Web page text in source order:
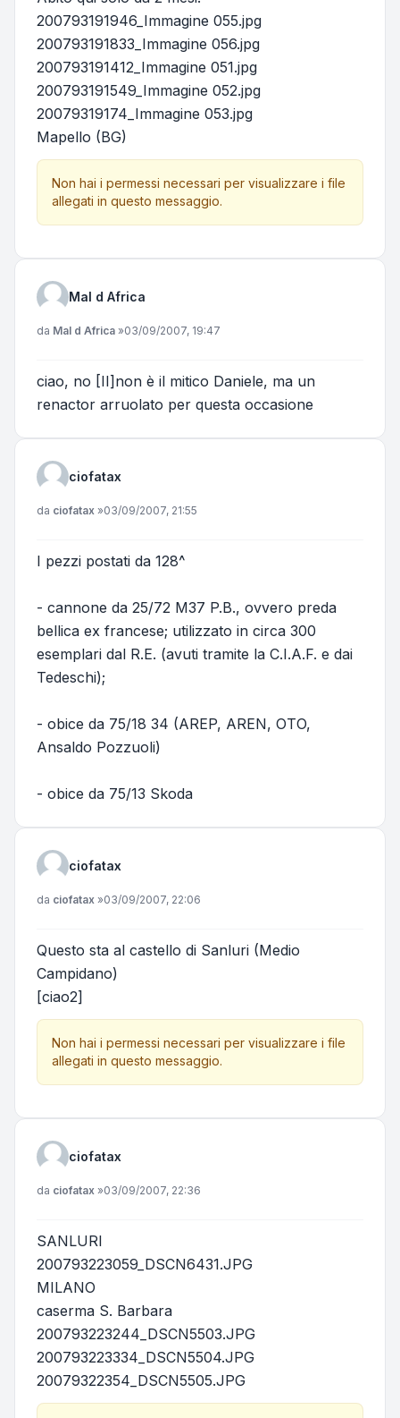
200793191946_Immagine 055.jpg
200793191833_Immagine 056.jpg
200793191412_Immagine 051.jpg
200793191549_Immagine 052.jpg
20079319174_Immagine 053.jpg
Mapello (BG)
Non hai i permessi necessari per visualizzare i file
allegati in questo messaggio.
Mal d Africa
Messaggio
da Mal d Africa »03/09/2007, 19:47
ciao, no [II]non è il mitico Daniele, ma un
renactor arruolato per questa occasione
ciofatax
Messaggio
da ciofatax »03/09/2007, 21:55
I pezzi postati da 128^
- cannone da 25/72 M37 P.B., ovvero preda
bellica ex francese; utilizzato in circa 300
esemplari dal R.E. (avuti tramite la C.I.A.F. e dai
Tedeschi);
- obice da 75/18 34 (AREP, AREN, OTO,
Ansaldo Pozzuoli)
- obice da 75/13 Skoda
ciofatax
Messaggio
da ciofatax »03/09/2007, 22:06
Questo sta al castello di Sanluri (Medio
Campidano)
[ciao2]
Non hai i permessi necessari per visualizzare i file
allegati in questo messaggio.
ciofatax
Messaggio
da ciofatax »03/09/2007, 22:36
SANLURI
200793223059_DSCN6431.JPG
MILANO
caserma S. Barbara
200793223244_DSCN5503.JPG
200793223334_DSCN5504.JPG
20079322354_DSCN5505.JPG